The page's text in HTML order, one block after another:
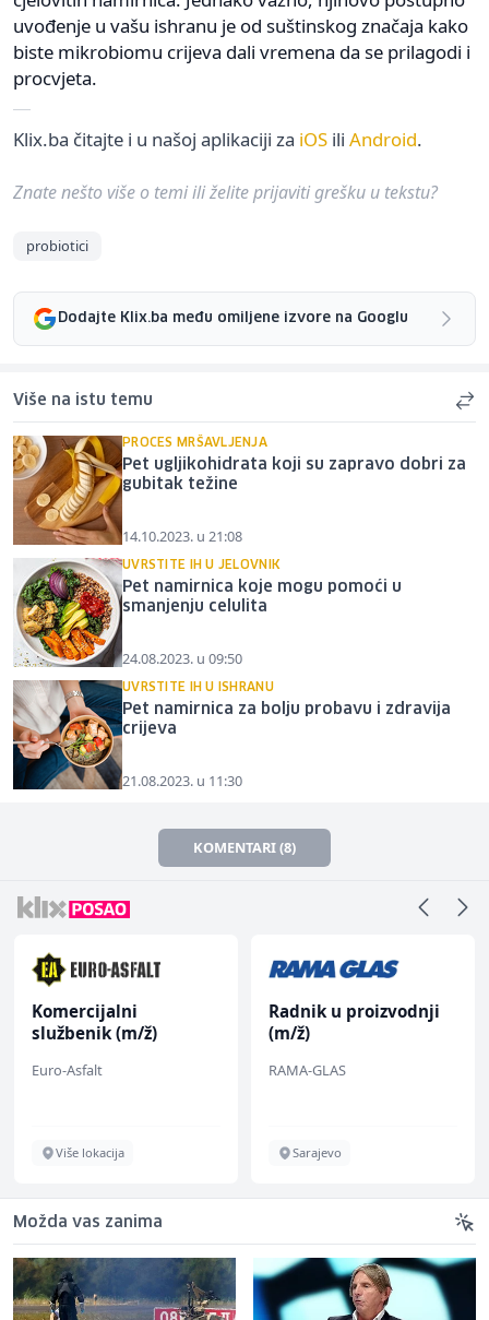
uvođenje u vašu ishranu je od suštinskog značaja kako
biste mikrobiomu crijeva dali vremena da se prilagodi i
procvjeta.
Klix.ba čitajte i u našoj aplikaciji za iOS ili Android.
Znate nešto više o temi ili želite prijaviti grešku u tekstu?
probiotici
Dodajte Klix.ba među omiljene izvore na Googlu
Više na istu temu
PROCES MRŠAVLJENJA
Pet ugljikohidrata koji su zapravo dobri za
gubitak težine
14.10.2023. u 21:08
UVRSTITE IH U JELOVNIK
Pet namirnica koje mogu pomoći u
smanjenju celulita
24.08.2023. u 09:50
UVRSTITE IH U ISHRANU
Pet namirnica za bolju probavu i zdravija
crijeva
21.08.2023. u 11:30
KOMENTARI (8)
Komercijalni
službenik (m/ž)
Euro-Asfalt
Više lokacija
Radnik u proizvodnji
(m/ž)
RAMA-GLAS
Sarajevo
Možda vas zanima